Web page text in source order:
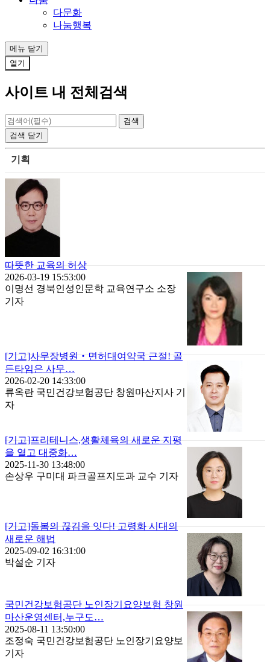
다문화
나눔행복
메뉴 닫기
열기
사이트 내 전체검색
검색 닫기
기획
따뜻한 교육의 허상
2026-03-19 15:53:00
이명선 경북인성인문학 교육연구소 소장
기자
[기고]사무장병원‧면허대여약국 근절! 골
든타임은 사무…
2026-02-20 14:33:00
류옥란 국민건강보험공단 창원마산지사 기
자
[기고]프리테니스,생활체육의 새로운 지평
을 열고 대중화…
2025-11-30 13:48:00
손상우 구미대 파크골프지도과 교수 기자
[기고]돌봄의 끊김을 잇다! 고령화 시대의
새로운 해법
2025-09-02 16:31:00
박설순 기자
국민건강보험공단 노인장기요양보험 창원
마산운영센터,누구도…
2025-08-11 13:50:00
조정숙 국민건강보험공단 노인장기요양보
기자